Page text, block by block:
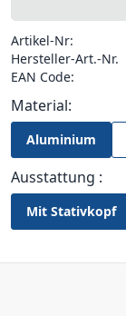
Artikel-Nr:
Hersteller-Art.-Nr.
EAN Code:
Material:
Aluminium
Ausstattung :
Mit Stativkopf